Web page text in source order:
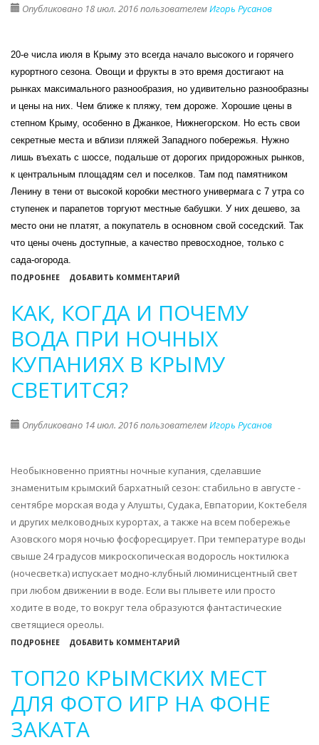
ВИН
Опубликовано 18 июл. 2016 пользователемИгорь Русанов
20-е числа июля в Крыму это всегда начало высокого и горячего
курортного сезона. Овощи и фрукты в это время достигают на
рынках максимального разнообразия, но удивительно разнообразны
и цены на них. Чем ближе к пляжу, тем дороже. Хорошие цены в
степном Крыму, особенно в Джанкое, Нижнегорском. Но есть свои
секретные места и вблизи пляжей Западного побережья. Нужно
лишь въехать с шоссе, подальше от дорогих придорожных рынков,
к центральным площадям сел и поселков. Там под памятником
Ленину в тени от высокой коробки местного универмага с 7 утра со
ступенек и парапетов торгуют местные бабушки. У них дешево, за
место они не платят, а покупатель в основном свой соседский. Так
что цены очень доступные, а качество превосходное, только с
сада-огорода.
ПОДРОБНЕЕ
И
ЗРЕЮЩИЕ
С
ИЮЛЯ,
ЛУЧШИХ
ДОБАВИТЬ КОММЕНТАРИЙ
КАК, КОГДА И ПОЧЕМУ
ВОДА ПРИ НОЧНЫХ
КУПАНИЯХ В КРЫМУ
СВЕТИТСЯ?
Опубликовано 14 июл. 2016 пользователемИгорь Русанов
Необыкновенно приятны ночные купания, сделавшие
знаменитым крымский бархатный сезон: стабильно в августе -
сентябре морская вода у Алушты, Судака, Евпатории, Коктебеля
и других мелководных курортах, а также на всем побережье
Азовского моря ночью фосфоресцирует. При температуре воды
свыше 24 градусов микроскопическая водоросль ноктилюка
(ночесветка) испускает модно-клубный люминисцентный свет
при любом движении в воде. Если вы плывете или просто
ходите в воде, то вокруг тела образуются фантастические
светящиеся ореолы.
ПОДРОБНЕЕ
КОГДА
ПОЧЕМУ
ВОДА
ДОБАВИТЬ КОММЕНТАРИЙ
ТОП20 КРЫМСКИХ МЕСТ
ДЛЯ ФОТО ИГР НА ФОНЕ
ЗАКАТА